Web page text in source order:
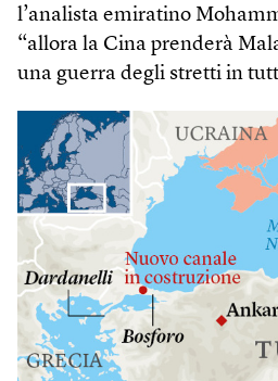
l’analista emiratino
“allora la Cina prenderà
una guerra degli stretti in